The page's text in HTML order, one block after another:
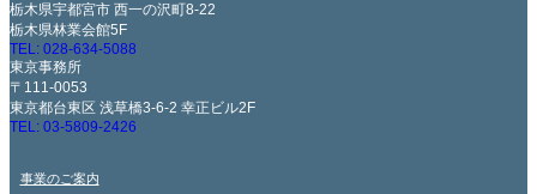
栃木県宇都宮市 西一の沢町8-22
栃木県林業会館5F
TEL: 028-634-5088
東京事務所
〒111-0053
東京都台東区 浅草橋3-6-2 幸正ビル2F
TEL: 03-5809-2426
事業のご案内